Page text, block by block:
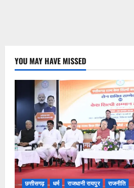
YOU MAY HAVE MISSED
छत्तीसगढ़ धर्म राजधानी रायपुर राजनीति